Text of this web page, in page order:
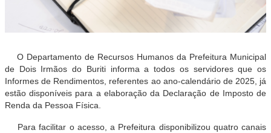
O Departamento de Recursos Humanos da Prefeitura Municipal
de Dois Irmãos do Buriti informa a todos os servidores que os
Informes de Rendimentos, referentes ao ano-calendário de 2025, já
estão disponíveis para a elaboração da Declaração de Imposto de
Renda da Pessoa Física.
Para facilitar o acesso, a Prefeitura disponibilizou quatro canais